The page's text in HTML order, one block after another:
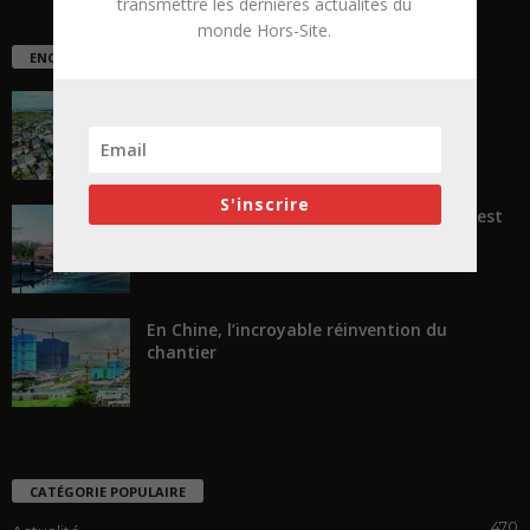
ENCORE PLUS D'ARTICLES
« Transformer plutôt que démolir, ce n’est
En Chine, l’incroyable réinvention du
chantier
CATÉGORIE POPULAIRE
monde Hors-Site.
S'inscrire